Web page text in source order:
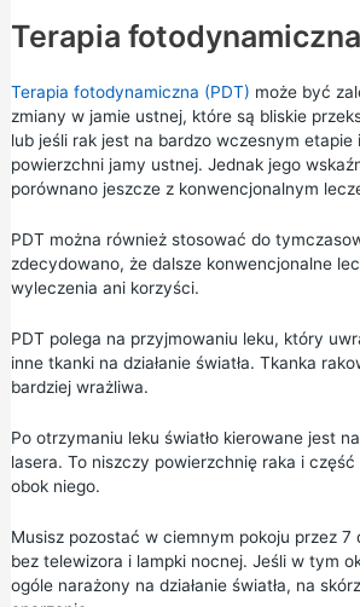
Terapia
Terapia fotodynamiczna (PDT) może być
zmiany w jamie ustnej, które są bliskie
lub jeśli rak jest na bardzo wczesnym etapie
powierzchni jamy ustnej. Jednak jego
porównano jeszcze z konwencjonalnym
PDT można również stosować do
zdecydowano, że dalsze konwencjonalne
wyleczenia ani korzyści.
PDT polega na przyjmowaniu leku, który
inne tkanki na działanie światła. Tkanka
bardziej wrażliwa.
Po otrzymaniu leku światło kierowane jest
lasera. To niszczy powierzchnię raka i część
obok niego.
Musisz pozostać w ciemnym pokoju przez 7
bez telewizora i lampki nocnej. Jeśli w tym
ogóle narażony na działanie światła, na